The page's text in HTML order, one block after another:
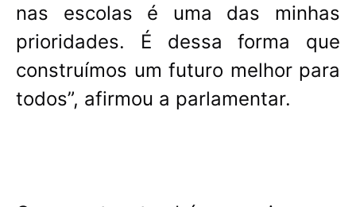
nas escolas é uma das minhas
prioridades. É dessa forma que
construímos um futuro melhor para
todos”, afirmou a parlamentar.